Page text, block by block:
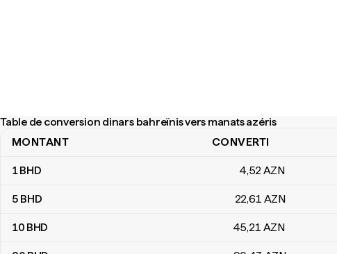
Table de conversion dinars bahreïnis vers manats azéris
Table de conversion dinars bahreïnis vers manats azéris
MONTANT CONVERTI
1BHD 4,52AZN
5 BHD 22,61 AZN
10 BHD 45,21 AZN